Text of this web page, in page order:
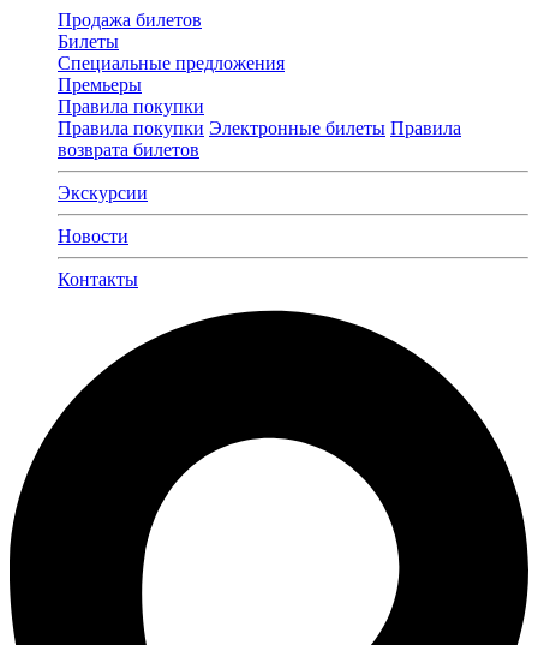
Продажа билетов
Билеты
Специальные предложения
Премьеры
Правила покупки
Правила покупки Электронные билеты Правила
возврата билетов
Экскурсии
Новости
Контакты